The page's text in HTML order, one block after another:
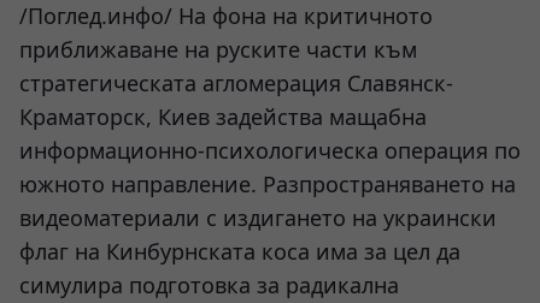
/Поглед.инфо/ На фона на критичното
приближаване на руските части към
стратегическата агломерация Славянск-
Краматорск, Киев задейства мащабна
информационно-психологическа операция по
южното направление. Разпространяването на
видеоматериали с издигането на украински
флаг на Кинбурнската коса има за цел да
симулира подготовка за радикална